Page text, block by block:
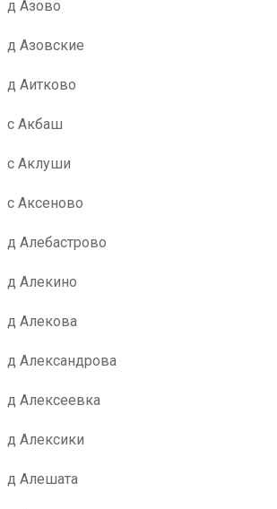
д Азово
д Азовские
д Аитково
с Акбаш
с Аклуши
с Аксеново
д Алебастрово
д Алекино
д Алекова
д Александрова
д Алексеевка
д Алексики
д Алешата